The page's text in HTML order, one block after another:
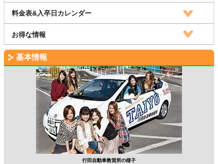
料金表&入卒日カレンダー
お得な情報
基本情報
行田自動車教習所の様子